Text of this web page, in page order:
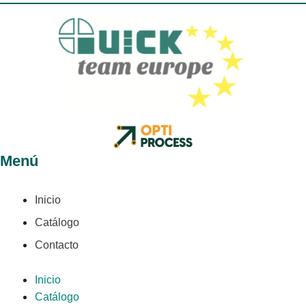
Menú
Inicio
Catálogo
Contacto
Inicio
Catálogo